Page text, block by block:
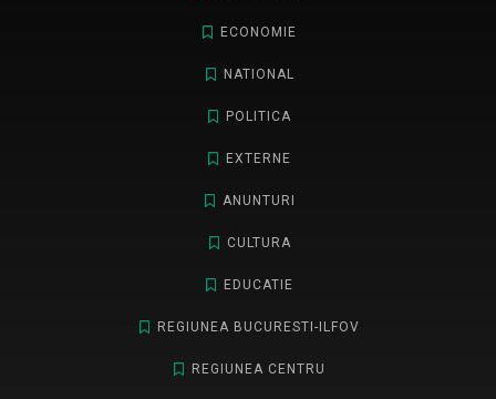
ECONOMIE
NATIONAL
POLITICA
EXTERNE
ANUNTURI
CULTURA
EDUCATIE
REGIUNEA BUCURESTI-ILFOV
REGIUNEA CENTRU